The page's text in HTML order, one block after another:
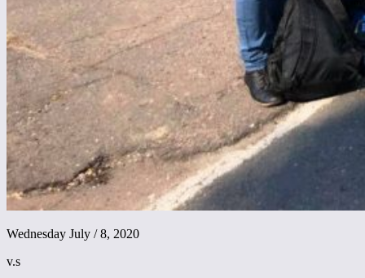
Wednesday July / 8, 2020
v.s